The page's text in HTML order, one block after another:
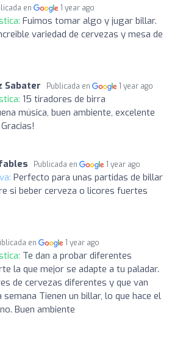
en 1 year ago
Fuimos tomar algo y jugar billar.
variedad de cervezas y mesa de
Sabater Publicada en 1 year ago
15 tiradores de birra
música, buen ambiente, excelente
Publicada en 1 year ago
Perfecto para unas partidas de billar
si beber cerveza o licores fuertes
en 1 year ago
Te dan a probar diferentes
la que mejor se adapte a tu paladar.
de cervezas diferentes y que van
Tienen un billar, lo que hace el
Buen ambiente